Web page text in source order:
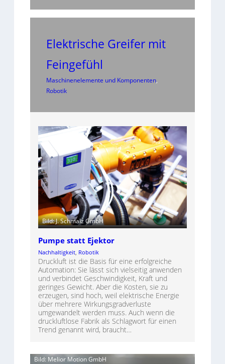
Elektrische Greifer mit
Feingefühl
Maschinenelemente und Komponenten
Robotik
Bild: J. Schmalz GmbH
Pumpe statt Ejektor
Nachhaltigkeit Robotik
Druckluft ist die Basis für eine erfolgreiche
Automation: Sie lässt sich vielseitig anwenden
und verbindet Geschwindigkeit, Kraft und
geringes Gewicht. Aber die Kosten, sie zu
erzeugen, sind hoch, weil elektrische Energie
über mehrere Wirkungsgradverluste
umgewandelt werden muss. Auch wenn die
druckluftlose Fabrik als Schlagwort für einen
Trend genannt wird, braucht…
Bild: Melior Motion GmbH